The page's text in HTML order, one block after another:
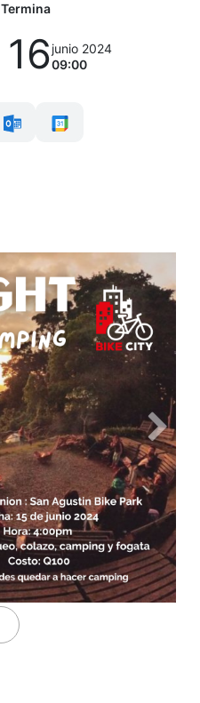
Termina
16junio 2024
09:00